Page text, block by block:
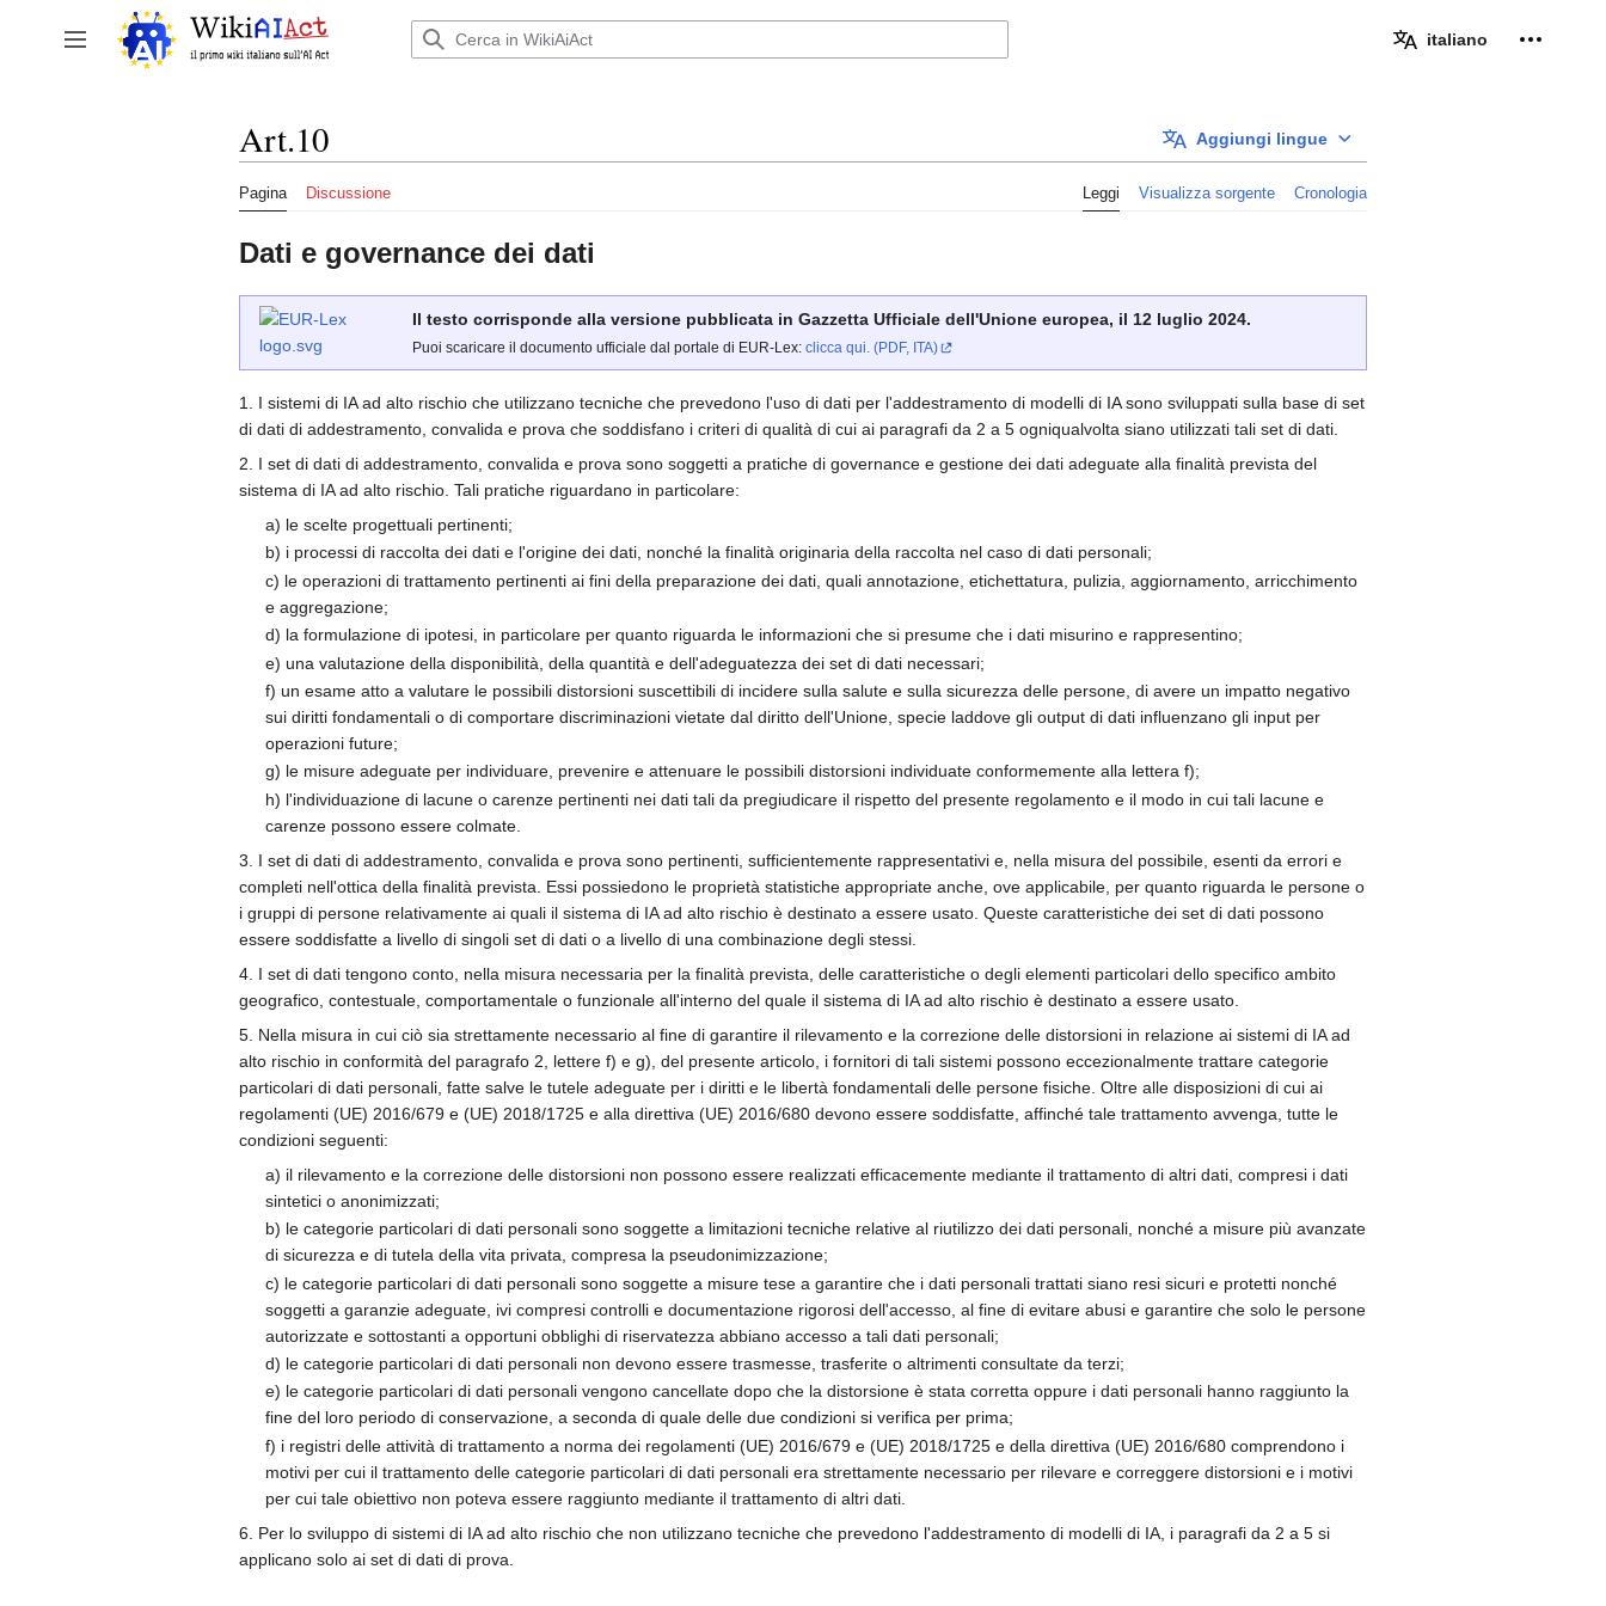
contenuto
Attiva/disattiva la barra laterale italiano
Aggiungi lingue
Art.10
Pagina Discussione Leggi Visualizza sorgente Cronologia
Dati e governance dei dati
Il testo corrisponde alla versione pubblicata in Gazzetta Ufficiale dell'Unione europea, il 12 luglio 2024.
Puoi scaricare il documento ufficiale dal portale di EUR-Lex: clicca qui. (PDF, ITA)
1. I sistemi di IA ad alto rischio che utilizzano tecniche che prevedono l'uso di dati per l'addestramento di modelli di IA sono sviluppati sulla base di set
di dati di addestramento, convalida e prova che soddisfano i criteri di qualità di cui ai paragrafi da 2 a 5 ogniqualvolta siano utilizzati tali set di dati.
2. I set di dati di addestramento, convalida e prova sono soggetti a pratiche di governance e gestione dei dati adeguate alla finalità prevista del
sistema di IA ad alto rischio. Tali pratiche riguardano in particolare:
a) le scelte progettuali pertinenti;
b) i processi di raccolta dei dati e l'origine dei dati, nonché la finalità originaria della raccolta nel caso di dati personali;
c) le operazioni di trattamento pertinenti ai fini della preparazione dei dati, quali annotazione, etichettatura, pulizia, aggiornamento, arricchimento
e aggregazione;
d) la formulazione di ipotesi, in particolare per quanto riguarda le informazioni che si presume che i dati misurino e rappresentino;
e) una valutazione della disponibilità, della quantità e dell'adeguatezza dei set di dati necessari;
f) un esame atto a valutare le possibili distorsioni suscettibili di incidere sulla salute e sulla sicurezza delle persone, di avere un impatto negativo
sui diritti fondamentali o di comportare discriminazioni vietate dal diritto dell'Unione, specie laddove gli output di dati influenzano gli input per
operazioni future;
g) le misure adeguate per individuare, prevenire e attenuare le possibili distorsioni individuate conformemente alla lettera f);
h) l'individuazione di lacune o carenze pertinenti nei dati tali da pregiudicare il rispetto del presente regolamento e il modo in cui tali lacune e
carenze possono essere colmate.
3. I set di dati di addestramento, convalida e prova sono pertinenti, sufficientemente rappresentativi e, nella misura del possibile, esenti da errori e
completi nell'ottica della finalità prevista. Essi possiedono le proprietà statistiche appropriate anche, ove applicabile, per quanto riguarda le persone o
i gruppi di persone relativamente ai quali il sistema di IA ad alto rischio è destinato a essere usato. Queste caratteristiche dei set di dati possono
essere soddisfatte a livello di singoli set di dati o a livello di una combinazione degli stessi.
4. I set di dati tengono conto, nella misura necessaria per la finalità prevista, delle caratteristiche o degli elementi particolari dello specifico ambito
geografico, contestuale, comportamentale o funzionale all'interno del quale il sistema di IA ad alto rischio è destinato a essere usato.
5. Nella misura in cui ciò sia strettamente necessario al fine di garantire il rilevamento e la correzione delle distorsioni in relazione ai sistemi di IA ad
alto rischio in conformità del paragrafo 2, lettere f) e g), del presente articolo, i fornitori di tali sistemi possono eccezionalmente trattare categorie
particolari di dati personali, fatte salve le tutele adeguate per i diritti e le libertà fondamentali delle persone fisiche. Oltre alle disposizioni di cui ai
regolamenti (UE) 2016/679 e (UE) 2018/1725 e alla direttiva (UE) 2016/680 devono essere soddisfatte, affinché tale trattamento avvenga, tutte le
condizioni seguenti:
a) il rilevamento e la correzione delle distorsioni non possono essere realizzati efficacemente mediante il trattamento di altri dati, compresi i dati
sintetici o anonimizzati;
b) le categorie particolari di dati personali sono soggette a limitazioni tecniche relative al riutilizzo dei dati personali, nonché a misure più avanzate
di sicurezza e di tutela della vita privata, compresa la pseudonimizzazione;
c) le categorie particolari di dati personali sono soggette a misure tese a garantire che i dati personali trattati siano resi sicuri e protetti nonché
soggetti a garanzie adeguate, ivi compresi controlli e documentazione rigorosi dell'accesso, al fine di evitare abusi e garantire che solo le persone
autorizzate e sottostanti a opportuni obblighi di riservatezza abbiano accesso a tali dati personali;
d) le categorie particolari di dati personali non devono essere trasmesse, trasferite o altrimenti consultate da terzi;
e) le categorie particolari di dati personali vengono cancellate dopo che la distorsione è stata corretta oppure i dati personali hanno raggiunto la
fine del loro periodo di conservazione, a seconda di quale delle due condizioni si verifica per prima;
f) i registri delle attività di trattamento a norma dei regolamenti (UE) 2016/679 e (UE) 2018/1725 e della direttiva (UE) 2016/680 comprendono i
motivi per cui il trattamento delle categorie particolari di dati personali era strettamente necessario per rilevare e correggere distorsioni e i motivi
per cui tale obiettivo non poteva essere raggiunto mediante il trattamento di altri dati.
6. Per lo sviluppo di sistemi di IA ad alto rischio che non utilizzano tecniche che prevedono l'addestramento di modelli di IA, i paragrafi da 2 a 5 si
applicano solo ai set di dati di prova.